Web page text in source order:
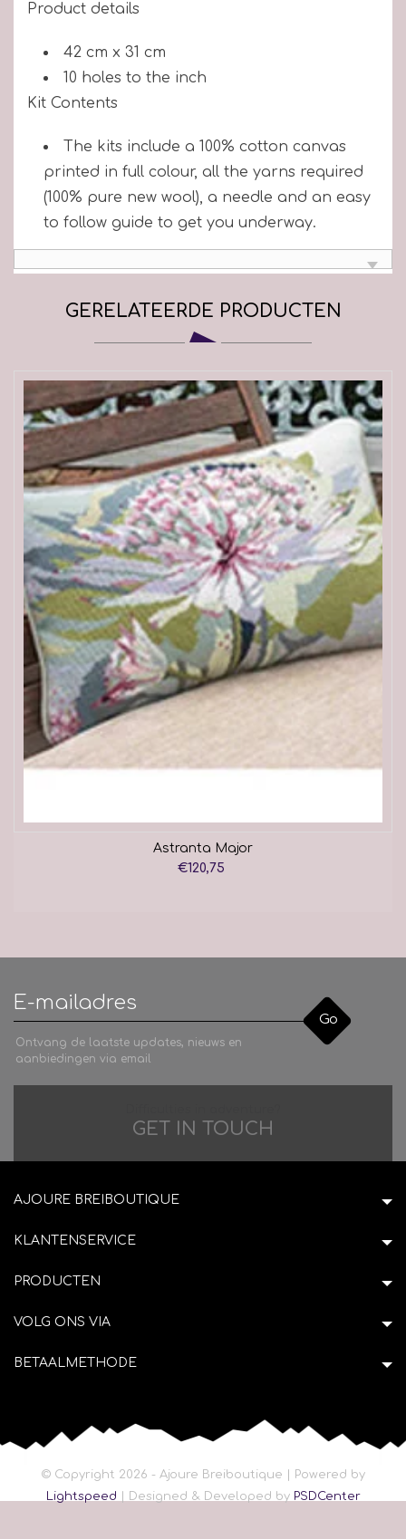
Product details
42 cm x 31 cm
10 holes to the inch
Kit Contents
The kits include a 100% cotton canvas
printed in full colour, all the yarns required
(100% pure new wool), a needle and an easy
to follow guide to get you underway.
GERELATEERDE PRODUCTEN
Astranta Major
€120,75
Go
Ontvang de laatste updates, nieuws en
aanbiedingen via email
GET IN TOUCH
AJOURE BREIBOUTIQUE
KLANTENSERVICE
PRODUCTEN
VOLG ONS VIA
BETAALMETHODE
© Copyright 2026 - Ajoure Breiboutique | Powered by
Lightspeed | Designed & Developed by PSDCenter